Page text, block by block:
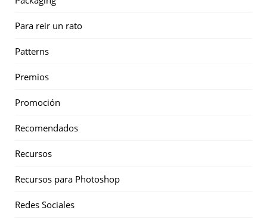
Para reir un rato
Patterns
Premios
Promoción
Recomendados
Recursos
Recursos para Photoshop
Redes Sociales